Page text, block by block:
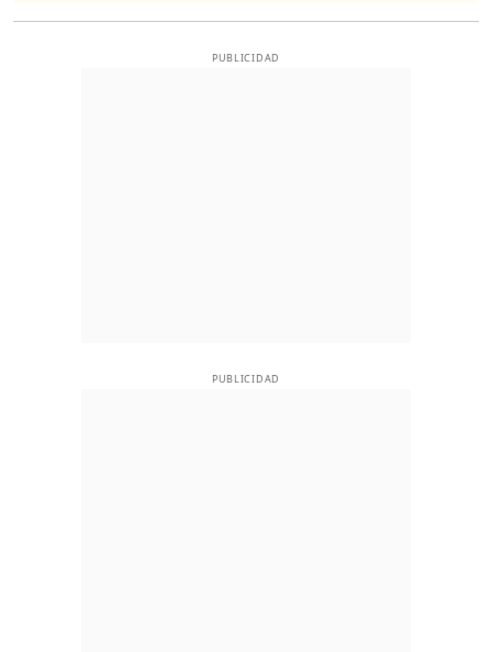
PUBLICIDAD
PUBLICIDAD